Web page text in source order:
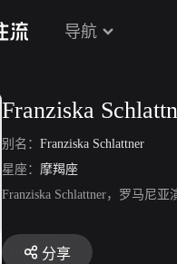
导航
Franziska
别名： Franziska Schlattner
星座： 摩羯座
Franziska Schlattner，罗马尼
分享